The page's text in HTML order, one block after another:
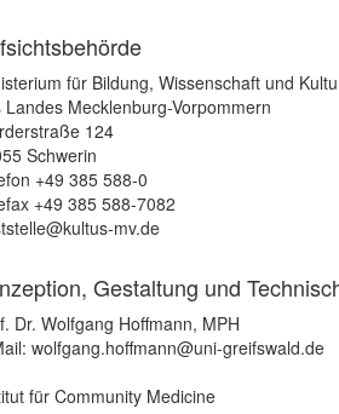
für Bildung, Wissenschaft und
Landes Mecklenburg-Vorpommern
124
Schwerin
+49 385 588-0
+49 385 588-7082
mv.de
Gestaltung und
Dr. Wolfgang Hoffmann, MPH
wolfgang.hoffmann@uni-greifswald.de
für Community Medicine